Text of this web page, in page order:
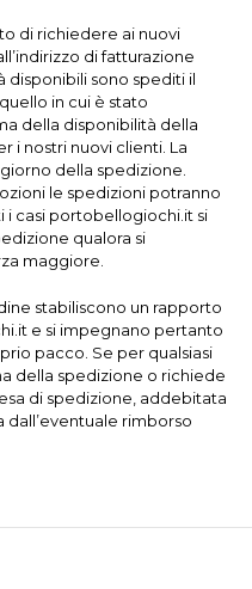
di richiedere ai nuovi
di fatturazione
disponibili sono spediti il
in cui è stato
della disponibilità della
i nostri nuovi clienti. La
della spedizione.
le spedizioni potranno
i casi portobellogiochi.it si
qualora si
maggiore.
stabiliscono un rapporto
e si impegnano pertanto
pacco. Se per qualsiasi
della spedizione o richiede
di spedizione, addebitata
rimborso